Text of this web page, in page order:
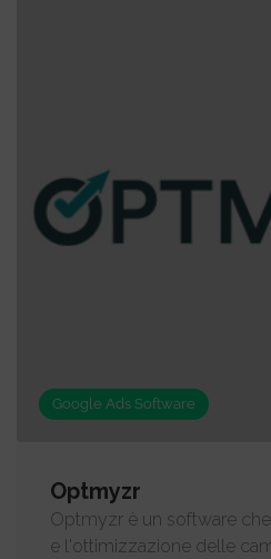
Google Ads Software
Optmyzr
Optmyzr è un software
e l'ottimizzazione delle